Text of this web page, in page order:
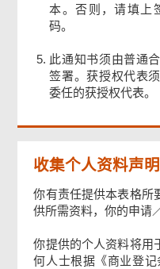
本。否则，请填上
码。
此通知书须由普通
签署。获授权代表
委任的获授权代表。
收集个人资料声明
你有责任提供本表格所
供所需资料，你的申请
你提供的个人资料将用
何人士根据《商业登